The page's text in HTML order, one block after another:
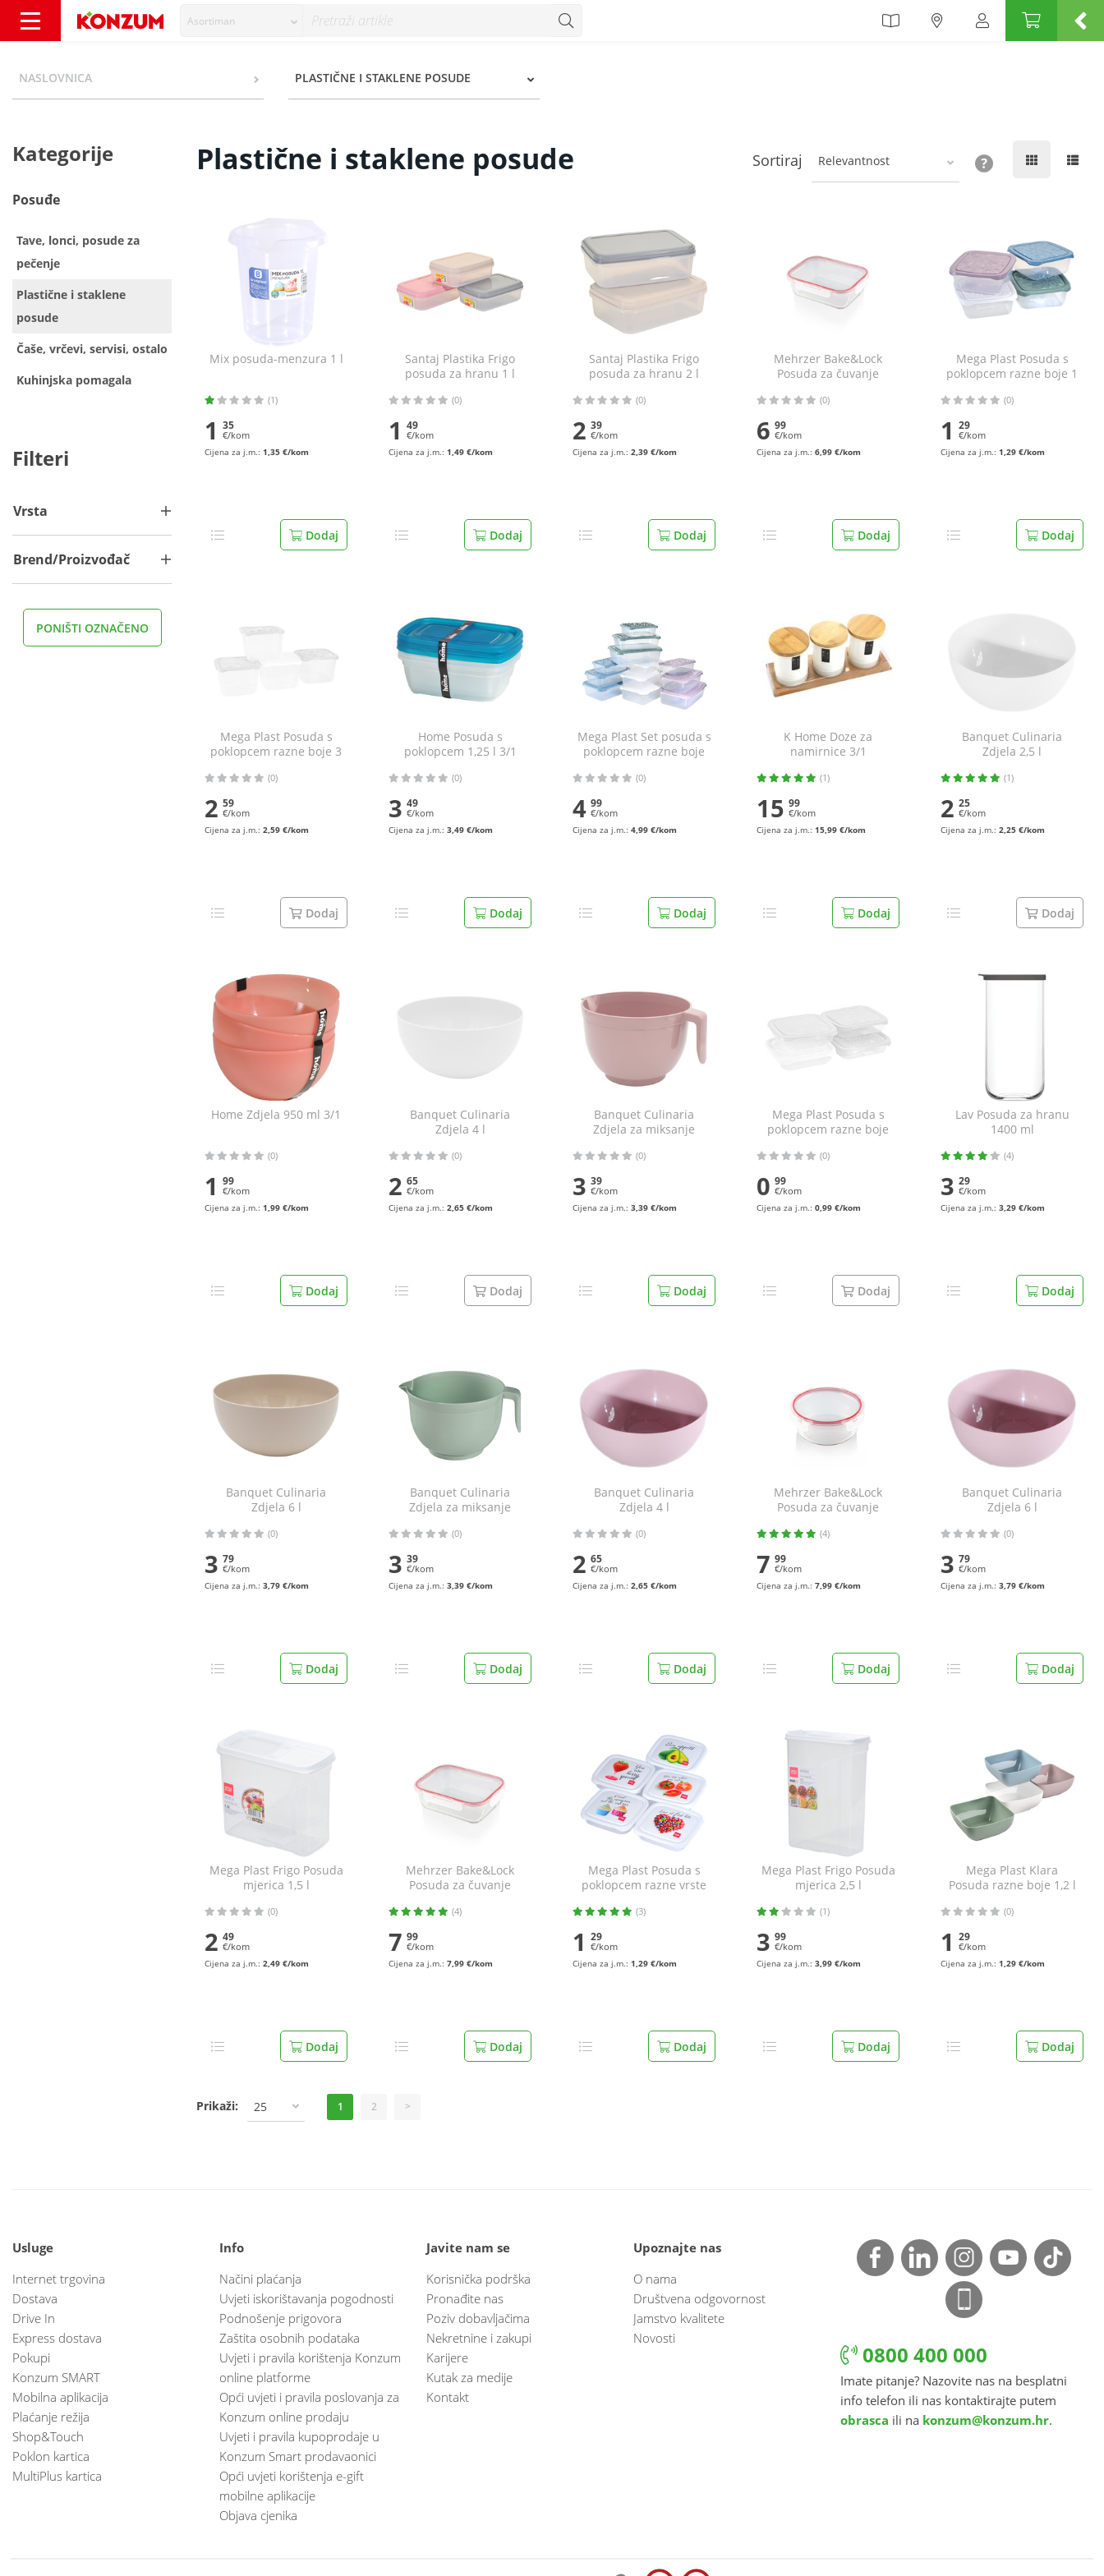
Asortiman
NASLOVNICA PLASTIČNE I STAKLENE POSUDE
Kategorije
Posuđe
Tave, lonci, posude za
pečenje
Plastične i staklene
posude
Čaše, vrčevi, servisi, ostalo
Kuhinjska pomagala
Filteri
Vrsta
Brend/Proizvođač
PONIŠTI OZNAČENO
Plastične i staklene posude Sortiraj Relevantnost
Mix posuda-menzura 1 l
(1)
1 35
€/kom
Cijena za j.m.: 1,35 €/kom
Dodaj
Santaj Plastika Frigo
posuda za hranu 1 l
(0)
1 49
€/kom
Cijena za j.m.: 1,49 €/kom
Dodaj
Santaj Plastika Frigo
posuda za hranu 2 l
(0)
2 39
€/kom
Cijena za j.m.: 2,39 €/kom
Dodaj
Mehrzer Bake&Lock
Posuda za čuvanje
(0)
6 99
€/kom
Cijena za j.m.: 6,99 €/kom
Dodaj
Mega Plast Posuda s
poklopcem razne boje 1
(0)
1 29
€/kom
Cijena za j.m.: 1,29 €/kom
Dodaj
Mega Plast Posuda s
poklopcem razne boje 3
(0)
2 59
€/kom
Cijena za j.m.: 2,59 €/kom
Dodaj
Home Posuda s
poklopcem 1,25 l 3/1
(0)
3 49
€/kom
Cijena za j.m.: 3,49 €/kom
Dodaj
Mega Plast Set posuda s
poklopcem razne boje
(0)
4 99
€/kom
Cijena za j.m.: 4,99 €/kom
Dodaj
K Home Doze za
namirnice 3/1
(1)
15 99
€/kom
Cijena za j.m.: 15,99 €/kom
Dodaj
Banquet Culinaria
Zdjela 2,5 l
(1)
2 25
€/kom
Cijena za j.m.: 2,25 €/kom
Dodaj
Home Zdjela 950 ml 3/1
(0)
1 99
€/kom
Cijena za j.m.: 1,99 €/kom
Dodaj
Banquet Culinaria
Zdjela 4 l
(0)
2 65
€/kom
Cijena za j.m.: 2,65 €/kom
Dodaj
Banquet Culinaria
Zdjela za miksanje
(0)
3 39
€/kom
Cijena za j.m.: 3,39 €/kom
Dodaj
Mega Plast Posuda s
poklopcem razne boje
(0)
0 99
€/kom
Cijena za j.m.: 0,99 €/kom
Dodaj
Lav Posuda za hranu
1400 ml
(4)
3 29
€/kom
Cijena za j.m.: 3,29 €/kom
Dodaj
Banquet Culinaria
Zdjela 6 l
(0)
3 79
€/kom
Cijena za j.m.: 3,79 €/kom
Dodaj
Banquet Culinaria
Zdjela za miksanje
(0)
3 39
€/kom
Cijena za j.m.: 3,39 €/kom
Dodaj
Banquet Culinaria
Zdjela 4 l
(0)
2 65
€/kom
Cijena za j.m.: 2,65 €/kom
Dodaj
Mehrzer Bake&Lock
Posuda za čuvanje
(4)
7 99
€/kom
Cijena za j.m.: 7,99 €/kom
Dodaj
Banquet Culinaria
Zdjela 6 l
(0)
3 79
€/kom
Cijena za j.m.: 3,79 €/kom
Dodaj
Mega Plast Frigo Posuda
mjerica 1,5 l
(0)
2 49
€/kom
Cijena za j.m.: 2,49 €/kom
Dodaj
Mehrzer Bake&Lock
Posuda za čuvanje
(4)
7 99
€/kom
Cijena za j.m.: 7,99 €/kom
Dodaj
Mega Plast Posuda s
poklopcem razne vrste
(3)
1 29
€/kom
Cijena za j.m.: 1,29 €/kom
Dodaj
Mega Plast Frigo Posuda
mjerica 2,5 l
(1)
3 99
€/kom
Cijena za j.m.: 3,99 €/kom
Dodaj
Mega Plast Klara
Posuda razne boje 1,2 l
(0)
1 29
€/kom
Cijena za j.m.: 1,29 €/kom
Dodaj
Prikaži: 25 1 2 >
Usluge
Internet trgovina
Dostava
Drive In
Express dostava
Pokupi
Konzum SMART
Mobilna aplikacija
Plaćanje režija
Shop&Touch
Poklon kartica
MultiPlus kartica
Info
Načini plaćanja
Uvjeti iskorištavanja pogodnosti
Podnošenje prigovora
Zaštita osobnih podataka
Uvjeti i pravila korištenja Konzum
online platforme
Opći uvjeti i pravila poslovanja za
Konzum online prodaju
Uvjeti i pravila kupoprodaje u
Konzum Smart prodavaonici
Opći uvjeti korištenja e-gift
mobilne aplikacije
Objava cjenika
Javite nam se
Korisnička podrška
Pronađite nas
Poziv dobavljačima
Nekretnine i zakupi
Karijere
Kutak za medije
Kontakt
Upoznajte nas
O nama
Društvena odgovornost
Jamstvo kvalitete
Novosti
0800 400 000
Imate pitanje? Nazovite nas na besplatni
info telefon ili nas kontaktirajte putem
obrasca ili na konzum@konzum.hr.